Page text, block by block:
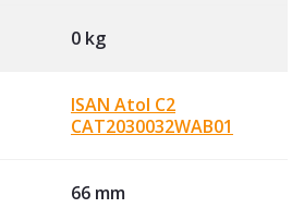
0 kg
ISAN Atol C2
CAT2030032WAB01
66 mm